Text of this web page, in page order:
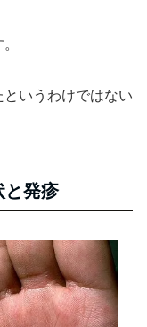
いうわけではない
と発疹